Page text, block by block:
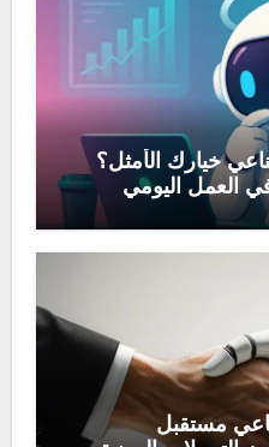
خيارك الأمثل؟
العمل اليومي
مستقبل